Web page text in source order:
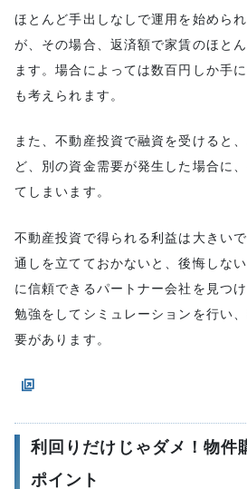
ほとんど手出しなしで運用を始めら
が、その場合、返済額で家賃のほと
ます。場合によっては数百円しか手
も考えられます。
また、不動産投資で融資を受けると
ど、別の資金需要が発生した場合に
てしまいます。
不動産投資で得られる利益は大きい
通しを立てておかないと、後悔しな
に信頼できるパートナー会社を見つ
勉強をしてシミュレーションを行い
要があります。
利回りだけじゃダメ！物件
ポイント